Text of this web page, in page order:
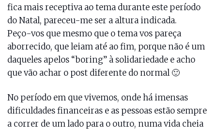
fica mais receptiva ao tema durante este período
do Natal, pareceu-me ser a altura indicada.
Peço-vos que mesmo que o tema vos pareça
aborrecido, que leiam até ao fim, porque não é um
daqueles apelos “boring” à solidariedade e acho
que vão achar o post diferente do normal 🙂
No período em que vivemos, onde há imensas
dificuldades financeiras e as pessoas estão sempre
a correr de um lado para o outro, numa vida cheia